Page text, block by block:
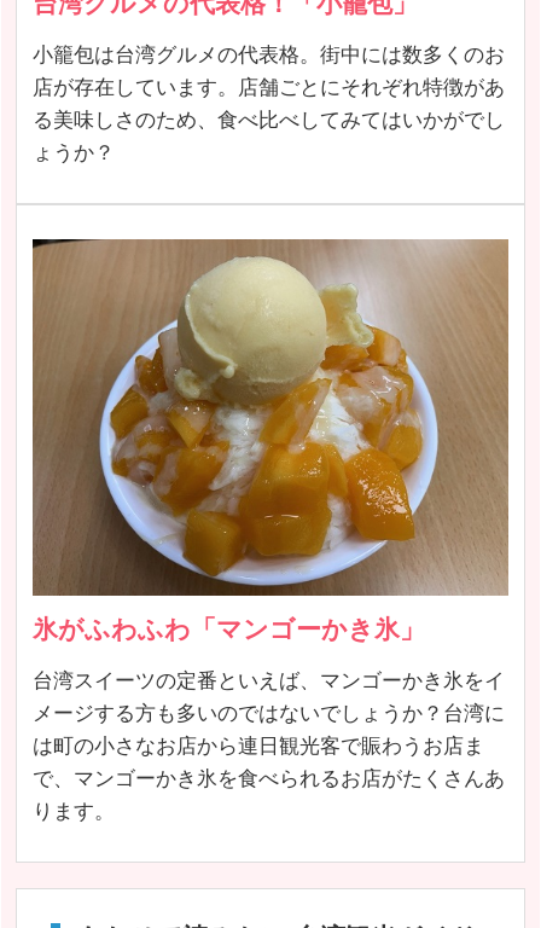
小籠包は台湾グルメの代表格。街中には数多くのお
店が存在しています。店舗ごとにそれぞれ特徴があ
る美味しさのため、食べ比べしてみてはいかがでし
ょうか？
氷がふわふわ「マンゴーかき氷」
台湾スイーツの定番といえば、マンゴーかき氷をイ
メージする方も多いのではないでしょうか？台湾に
は町の小さなお店から連日観光客で賑わうお店ま
で、マンゴーかき氷を食べられるお店がたくさんあ
ります。